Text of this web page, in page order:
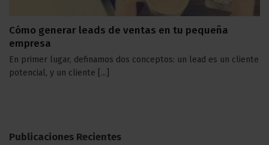
Cómo generar leads de ventas en tu pequeña
empresa
En primer lugar, definamos dos conceptos: un lead es un cliente
potencial, y un cliente [...]
Publicaciones Recientes